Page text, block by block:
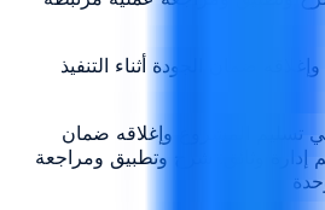
وإغلاقه ضمان الجودة أثناء التنفيذ
في تسليم المشروع وإغلاقه ضمان
إدارة وثائق: شرح وتطبيق ومراجعة